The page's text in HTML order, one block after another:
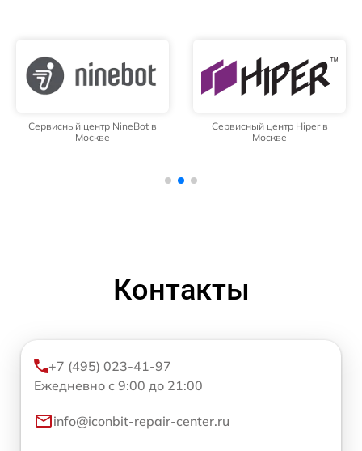
Сервисный центр NineBot в
Москве
Сервисный центр Hiper в
Москве
Контакты
+7 (495) 023-41-97
Ежедневно с 9:00 до 21:00
info@iconbit-repair-center.ru